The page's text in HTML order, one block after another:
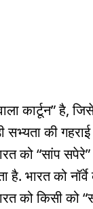
कार्टून” है,
सभ्यता की
को “सांप
है. भारत को
को किसी को